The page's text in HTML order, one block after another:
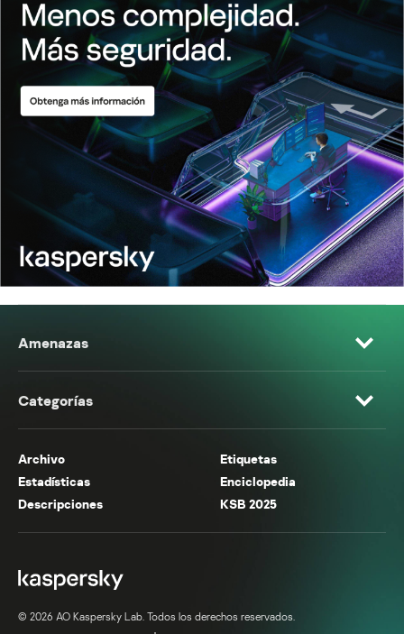
Amenazas
Categorías
Archivo
Etiquetas
Estadísticas
Enciclopedia
Descripciones
KSB 2025
© 2026 AO Kaspersky Lab. Todos los derechos reservados.